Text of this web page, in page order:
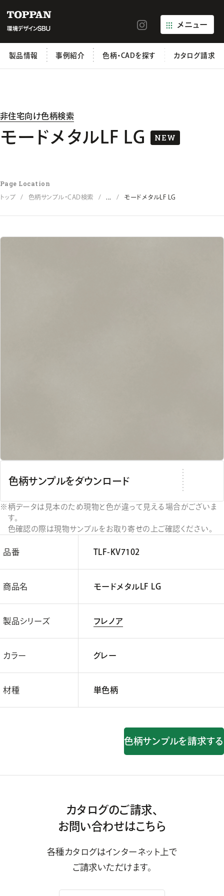
メニュー
製品情報 事例紹介 色柄・CADを探す カタログ請求
非住宅向け色柄検索
モードメタルLF LG NEW
Page Location
トップ 色柄サンプル・CAD検索 ... モードメタルLF LG
色柄サンプルをダウンロード
柄データは見本のため現物と色が違って見える場合がございま
す。
色確認の際は現物サンプルをお取り寄せの上ご確認ください。
品番 TLF-KV7102
商品名 モードメタルLF LG
製品シリーズ フレノア
カラー グレー
材種 単色柄
色柄サンプルを請求する
カタログのご請求、
お問い合わせはこちら
各種カタログはインターネット上で
ご請求いただけます。